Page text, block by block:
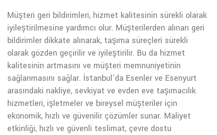
Müşteri geri bildirimleri, hizmet kalitesinin sürekli olarak
iyileştirilmesine yardımcı olur. Müşterilerden alınan geri
bildirimler dikkate alınarak, taşıma süreçleri sürekli
olarak gözden geçirilir ve iyileştirilir. Bu da hizmet
kalitesinin artmasını ve müşteri memnuniyetinin
sağlanmasını sağlar. İstanbul’da Esenler ve Esenyurt
arasındaki nakliye, sevkiyat ve evden eve taşımacılık
hizmetleri, işletmeler ve bireysel müşteriler için
ekonomik, hızlı ve güvenilir çözümler sunar. Maliyet
etkinliği, hızlı ve güvenli teslimat, çevre dostu